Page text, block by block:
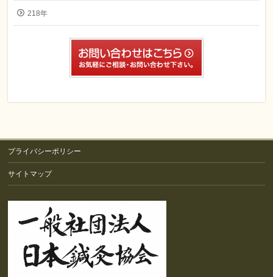
218年
プライバシーポリシー
サイトマップ